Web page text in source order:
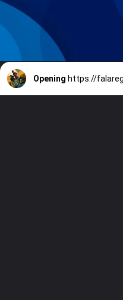
Opening